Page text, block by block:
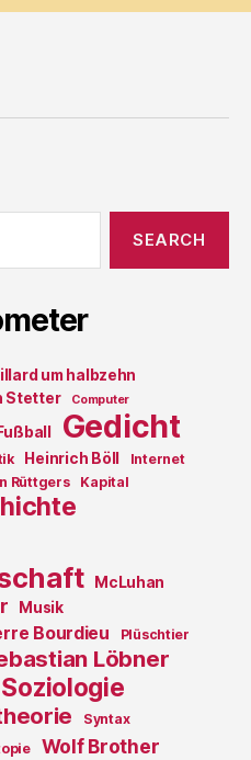
um halbzehn
Stetter Computer
Gedicht
Heinrich Böll Internet
Rüttgers Kapital
McLuhan
Musik
Bourdieu
Plüschtier
Löbner
Soziologie
Syntax
Wolf Brother